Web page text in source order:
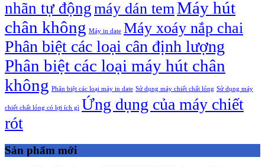
nhãn tự độngmáy dán temMáy hút
chân không Máy in date Máy xoáy nắp chai
Phân biệt các loại cân định lượng
Phân biệt các loại máy hút chân
không Phân biệt các loại máy in date Sử dụng máy chiết chất lỏng Sử dụng máy
chiết chất lỏng có lợi ích gì Ứng dụng của máy chiết
rót
Sản phẩm mới